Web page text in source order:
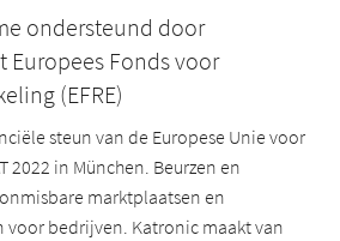
ondersteund door
Fonds voor
(EFRE)
steun van de Europese Unie voor
2022 in München. Beurzen en
marktplaatsen en
bedrijven. Katronic maakt van